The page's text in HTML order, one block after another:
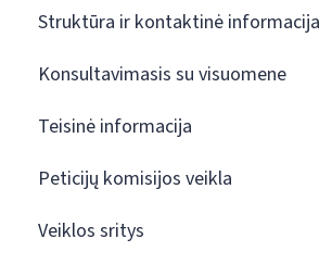
Struktūra ir kontaktinė informacija
Konsultavimasis su visuomene
Teisinė informacija
Peticijų komisijos veikla
Veiklos sritys